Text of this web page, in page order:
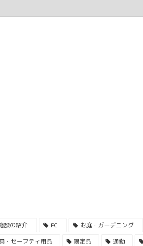
設の紹介 PC お庭・ガーデニング
・セーフティ用品
限定品 通勤